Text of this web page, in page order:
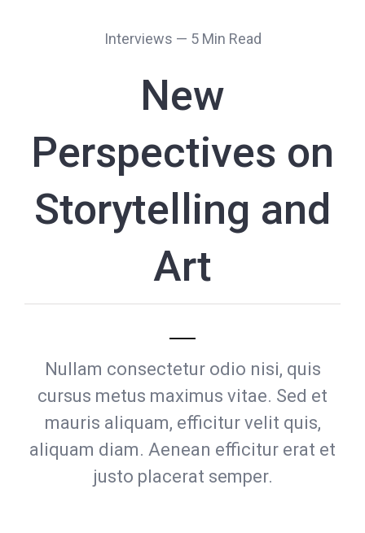
Interviews — 5 Min Read
New
Perspectives on
Storytelling and
Art
Nullam consectetur odio nisi, quis
cursus metus maximus vitae. Sed et
mauris aliquam, efficitur velit quis,
aliquam diam. Aenean efficitur erat et
justo placerat semper.